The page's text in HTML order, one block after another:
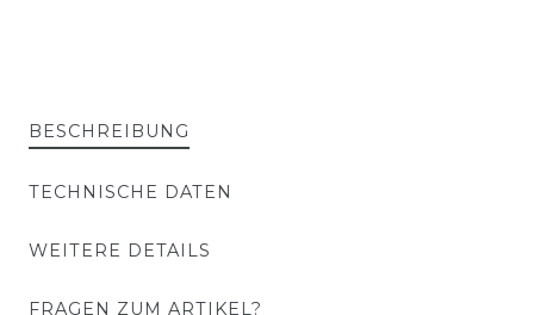
BESCHREIBUNG
TECHNISCHE DATEN
WEITERE DETAILS
FRAGEN ZUM ARTIKEL?